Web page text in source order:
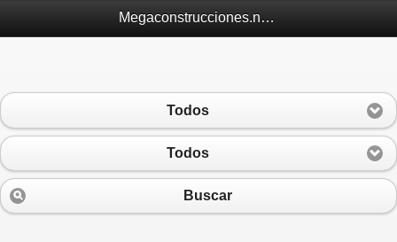
Megaconstrucciones.net Móvil
Todos
Todos
Buscar